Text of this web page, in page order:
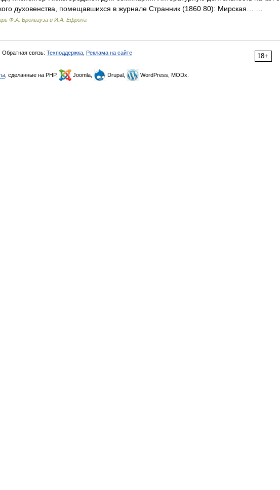
духовенства, помещавшихся в журнале Странник (1860 80): Мирская… …
Ф.А. Брокгауза и И.А. Ефрона
18+
Обратная связь: Техподдержка Реклама на сайте
, сделанные на PHP, Joomla, Drupal, WordPress, MODx.